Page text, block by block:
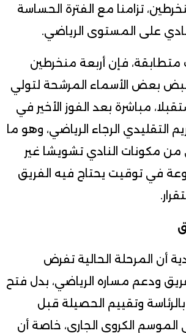
تزامنا مع الفترة الحساسة
على المستوى الرياضي.
فإن أربعة منخرطين
بعض الأسماء المرشحة لتولي
مباشرة بعد الفوز الأخير في
التقليدي الرجاء الرياضي، وهو ما
من مكونات النادي تشويشا غير
في توقيت يحتاج فيه الفريق
أن المرحلة الحالية تفرض
ودعم مساره الرياضي، بدل فتح
وتقييم الحصيلة قبل
الموسم الكروي الجاري، خاصة أن